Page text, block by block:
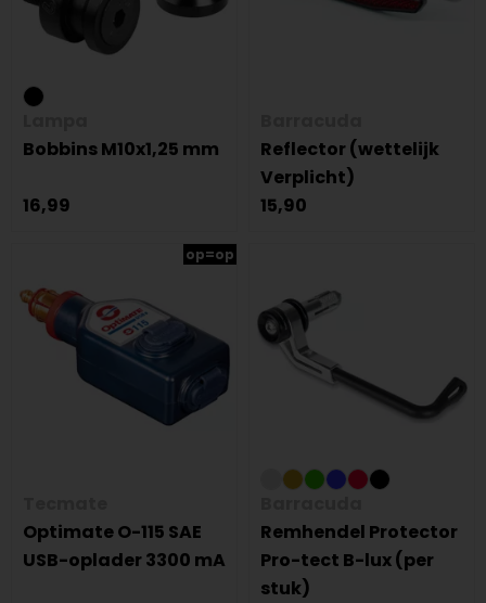
Bobbins M10x1,25 mm
16,99
Reflector (wettelijk
Verplicht)
15,90
op=op
Optimate O-115 SAE
USB-oplader 3300 mA
Remhendel Protector
Pro-tect B-lux (per
stuk)